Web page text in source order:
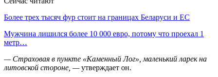
Более трех тысяч фур стоит на границах Беларуси и ЕС
Мужчина лишился более 10 000 евро, потому что проехал 1
метр…
— Страховая в пункте «Каменный Лог», маленький ларек на
литовской стороне, —утверждает он.